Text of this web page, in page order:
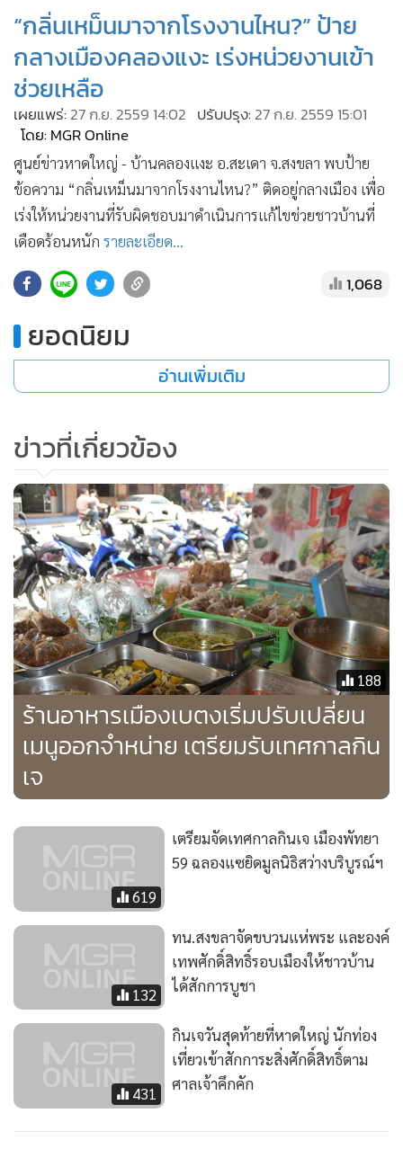
ท่องเที่ยว
• กีฬา
• ต่างประเทศ
• Special Scoop
เศรษฐกิจ-ธุรกิจ
• จีน
• ชุมชน-คุณภาพชีวิต
• อาชญากรรม
• เกม
SMEs
• หุ้น
• อินโดจีน
• Celeb Online
Factcheck
•
ญี่ปุ่น
• News1
• Gotomanager
“กลิ่นเหม็นมาจากโรงงานไหน?” ป้าย
กลางเมืองคลองแงะ เร่งหน่วยงานเข้า
ช่วยเหลือ
เผยแพร่: 27 ก.ย. 2559 14:02 ปรับปรุง: 27 ก.ย. 2559 15:01
โดย: MGR Online
ศูนย์ข่าวหาดใหญ่ - บ้านคลองแงะ อ.สะเดา จ.สงขลา พบป้าย
ข้อความ “กลิ่นเหม็นมาจากโรงงานไหน?” ติดอยู่กลางเมือง เพื่อ
เร่งให้หน่วยงานที่รับผิดชอบมาดำเนินการแก้ไขช่วยชาวบ้านที่
เดือดร้อนหนัก รายละเอียด...
1,068
ยอดนิยม
อ่านเพิ่มเติม
ข่าวที่เกี่ยวข้อง
188
ร้านอาหารเมืองเบตงเริ่มปรับเปลี่ยน
เมนูออกจำหน่าย เตรียมรับเทศกาลกิน
เจ
619
เตรียมจัดเทศกาลกินเจ เมืองพัทยา
59 ฉลองแซยิดมูลนิธิสว่างบริบูรณ์ฯ
132
ทน.สงขลาจัดขบวนแห่พระ และองค์
เทพศักดิ์สิทธิ์รอบเมืองให้ชาวบ้าน
ได้สักการบูชา
431
กินเจวันสุดท้ายที่หาดใหญ่ นักท่อง
เที่ยวเข้าสักการะสิ่งศักดิ์สิทธิ์ตาม
ศาลเจ้าคึกคัก